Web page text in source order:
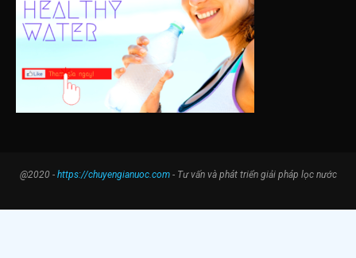
@2020 - https://chuyengianuoc.com- Tư vấn và phát triển giải pháp lọc nước